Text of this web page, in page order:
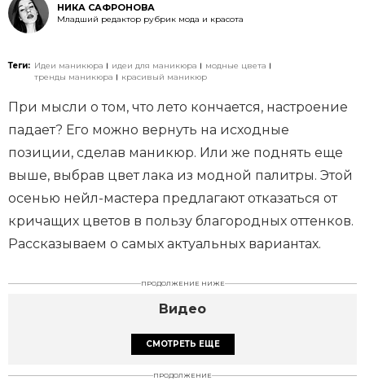
НИКА САФРОНОВА
Младший редактор рубрик мода и красота
Теги: Идеи маникюра идеи для маникюра
модные цвета
тренды маникюра
красивый маникюр
При мысли о том, что лето кончается, настроение
падает? Его можно вернуть на исходные
позиции, сделав маникюр. Или же поднять еще
выше, выбрав цвет лака из модной палитры. Этой
осенью нейл-мастера предлагают отказаться от
кричащих цветов в пользу благородных оттенков.
Рассказываем о самых актуальных вариантах.
ПРОДОЛЖЕНИЕ НИЖЕ
Видео
СМОТРЕТЬ ЕЩЕ
ПРОДОЛЖЕНИЕ